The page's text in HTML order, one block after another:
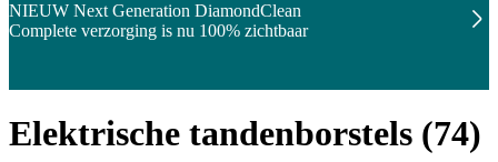
NIEUW Next Generation DiamondClean
Complete verzorging is nu 100% zichtbaar
Elektrische tandenborstels (74)